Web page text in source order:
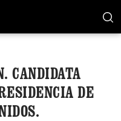
CANDIDATA
DE